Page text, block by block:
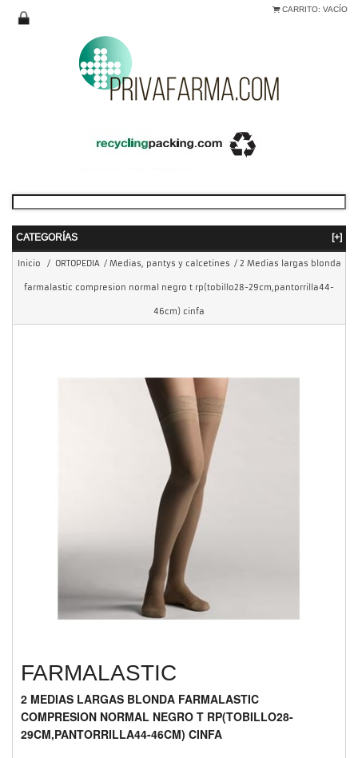
CARRITO: VACÍO
CATEGORÍAS [+]
Inicio / ORTOPEDIA / Medias, pantys y calcetines / 2 Medias largas blonda
farmalastic compresion normal negro t rp(tobillo28-29cm,pantorrilla44-
46cm) cinfa
FARMALASTIC
2 MEDIAS LARGAS BLONDA FARMALASTIC
COMPRESION NORMAL NEGRO T RP(TOBILLO28-
29CM,PANTORRILLA44-46CM) CINFA